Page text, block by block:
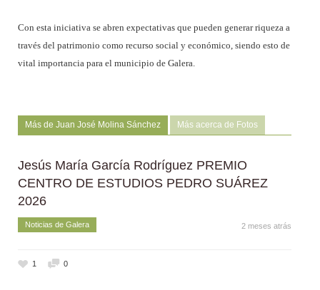
Con esta iniciativa se abren expectativas que pueden generar riqueza a
través del patrimonio como recurso social y económico, siendo esto de
vital importancia para el municipio de Galera.
Más de Juan José Molina Sánchez Más acerca de Fotos
Jesús María García Rodríguez PREMIO
CENTRO DE ESTUDIOS PEDRO SUÁREZ
2026
Noticias de Galera 2 meses atrás
1 0